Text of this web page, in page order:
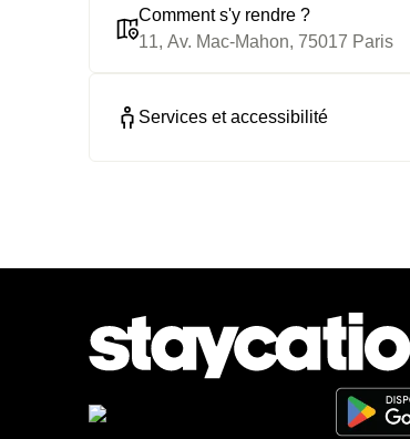
Comment s'y rendre ?
11, Av. Mac-Mahon, 75017 Paris
Services et accessibilité